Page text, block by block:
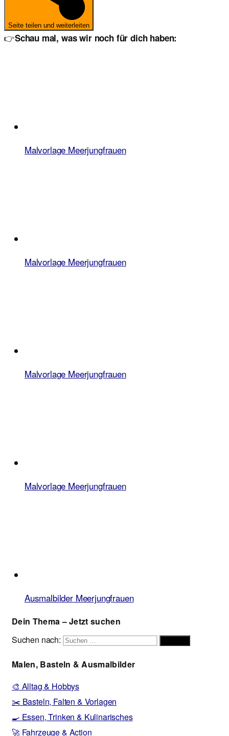
Seite teilen und weiterleiten
👉Schau mal, was wir noch für dich haben:
Malvorlage Meerjungfrauen
Malvorlage Meerjungfrauen
Malvorlage Meerjungfrauen
Malvorlage Meerjungfrauen
Ausmalbilder Meerjungfrauen
Dein Thema – Jetzt suchen
Suchen nach:
Malen, Basteln & Ausmalbilder
🎨 Alltag & Hobbys
✂️ Basteln, Falten & Vorlagen
🍳 Essen, Trinken & Kulinarisches
🚀 Fahrzeuge & Action